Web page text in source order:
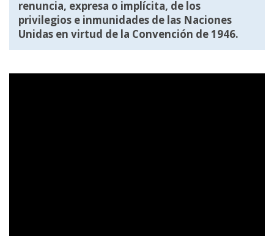
renuncia, expresa o implícita, de los
privilegios e inmunidades de las Naciones
Unidas en virtud de la Convención de 1946.